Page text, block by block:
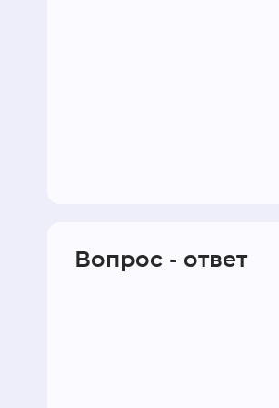
Вопрос - ответ